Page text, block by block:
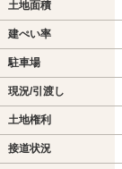
土地面積
建ぺい率
駐車場
現況/引渡し
土地権利
接道状況